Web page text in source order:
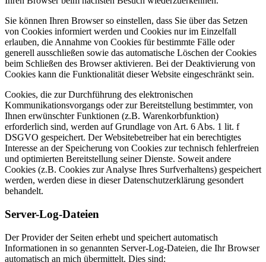
Sie können Ihren Browser so einstellen, dass Sie über das Setzen
von Cookies informiert werden und Cookies nur im Einzelfall
erlauben, die Annahme von Cookies für bestimmte Fälle oder
generell ausschließen sowie das automatische Löschen der Cookies
beim Schließen des Browser aktivieren. Bei der Deaktivierung von
Cookies kann die Funktionalität dieser Website eingeschränkt sein.
Cookies, die zur Durchführung des elektronischen
Kommunikationsvorgangs oder zur Bereitstellung bestimmter, von
Ihnen erwünschter Funktionen (z.B. Warenkorbfunktion)
erforderlich sind, werden auf Grundlage von Art. 6 Abs. 1 lit. f
DSGVO gespeichert. Der Websitebetreiber hat ein berechtigtes
Interesse an der Speicherung von Cookies zur technisch fehlerfreien
und optimierten Bereitstellung seiner Dienste. Soweit andere
Cookies (z.B. Cookies zur Analyse Ihres Surfverhaltens) gespeichert
werden, werden diese in dieser Datenschutzerklärung gesondert
behandelt.
Server-Log-Dateien
Der Provider der Seiten erhebt und speichert automatisch
Informationen in so genannten Server-Log-Dateien, die Ihr Browser
automatisch an mich übermittelt. Dies sind: